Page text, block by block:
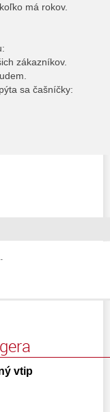
má rokov.
zákazníkov.
sa čašníčky:
vtip